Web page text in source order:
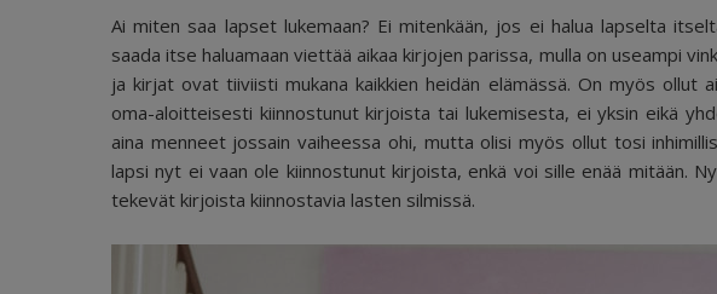
Ai miten saa lapset lukemaan? Ei mitenkään, jos ei halua lapselta
saada itse haluamaan viettää aikaa kirjojen parissa, mulla on useampi
ja kirjat ovat tiiviisti mukana kaikkien heidän elämässä. On myös ollut
oma-aloitteisesti kiinnostunut kirjoista tai lukemisesta, ei yksin eikä
aina menneet jossain vaiheessa ohi, mutta olisi myös ollut tosi
lapsi nyt ei vaan ole kiinnostunut kirjoista, enkä voi sille enää mitään.
tekevät kirjoista kiinnostavia lasten silmissä.